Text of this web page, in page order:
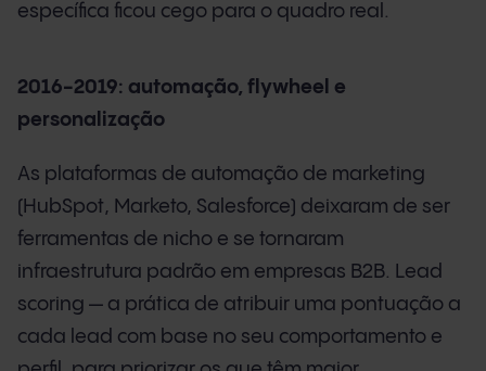
específica ficou cego para o quadro real.
2016-2019: automação, flywheel e
personalização
As plataformas de automação de marketing
(HubSpot, Marketo, Salesforce) deixaram de ser
ferramentas de nicho e se tornaram
infraestrutura padrão em empresas B2B. Lead
scoring — a prática de atribuir uma pontuação a
cada lead com base no seu comportamento e